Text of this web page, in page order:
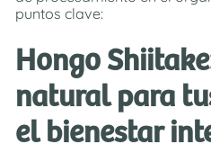
puntos clave:
Hongo
natural para
el bienestar